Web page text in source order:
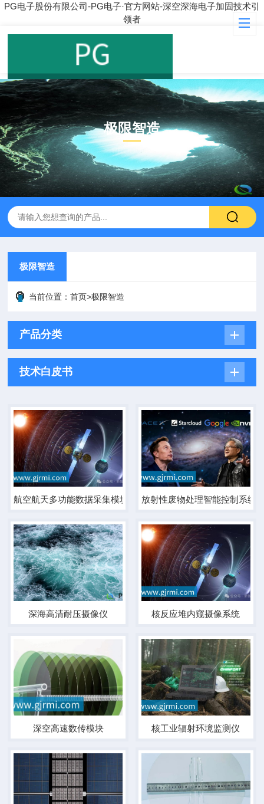
PG电子股份有限公司-PG电子·官方网站-深空深海电子加固技术引
领者
极限智造
PRODUCT
极限智造
当前位置：首页>极限智造
产品分类
技术白皮书
航空航天多功能数据采集模块 放射性废物处理智能控制系统
深海高清耐压摄像仪 核反应堆内窥摄像系统
深空高速数传模块 核工业辐射环境监测仪